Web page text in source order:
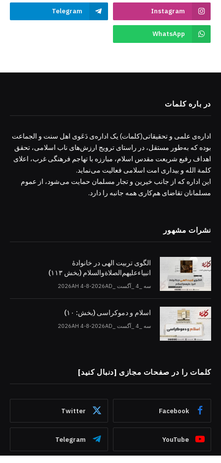
Instagram
Telegram
WhatsApp
در باره کلمات
اداره‌ی علمی و تحقیقاتی(کلمات) یک اداره‌ی دَعَوی اهل سنت و الجماعت
بوده که به‌طور مستقل، در راستای ترویج ارزش‌های ناب اسلامی، تحقق
اهداف رفیع شریعت مقدس اسلام، مبارزه با تهاجم فرهنگی غرب، اعلای
کلمة الله و بیداری امت اسلامی فعالیت می‌نماید.
این اداره که از جانب خیرین و تجار مسلمان حمایت می‌شود، از عموم
مسلمانان تقاضای هم‌کاری همه جانبه را دارد.
نشرات مشهور
الگوی تربیت الهی در خانوادۀ
انبیاءعلیهم‌الصلاةو‌السلام (بخش ۱۱۳)
سه _4 _آگست _2026AH 4-8-2026AD
اسلام و دموکراسی (بخش: ۱۰)
سه _4 _آگست _2026AH 4-8-2026AD
کلمات را در صفحات مجازی [دنبال کنید]
Facebook
Twitter
YouTube
Telegram